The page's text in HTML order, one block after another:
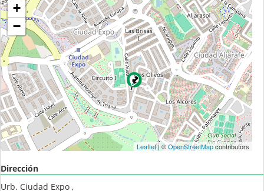
+
−
Leaflet| ©OpenStreetMapcontributors
Dirección
Urb. Ciudad Expo ,